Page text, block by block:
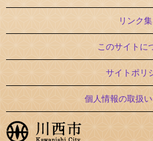
リンク集
このサイトに
サイトポリ
個人情報の取扱